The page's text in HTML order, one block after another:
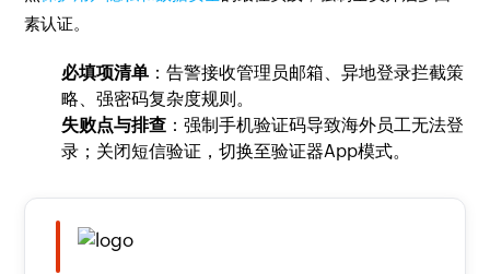
素认证。
必填项清单 ：告警接收管理员邮箱、异地登录拦截策
略、强密码复杂度规则。
失败点与排查 ：强制手机验证码导致海外员工无法登
录；关闭短信验证，切换至验证器App模式。